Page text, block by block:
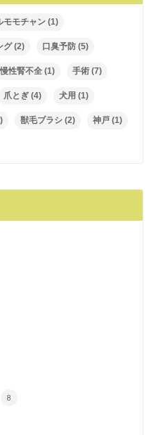
モモチャン(1)
グ(2) 口臭予防(5)
慢性腎不全(1) 手術(7)
爪とぎ(4) 犬用 (1)
獣毛ブラシ(2) 神戸(1)
8